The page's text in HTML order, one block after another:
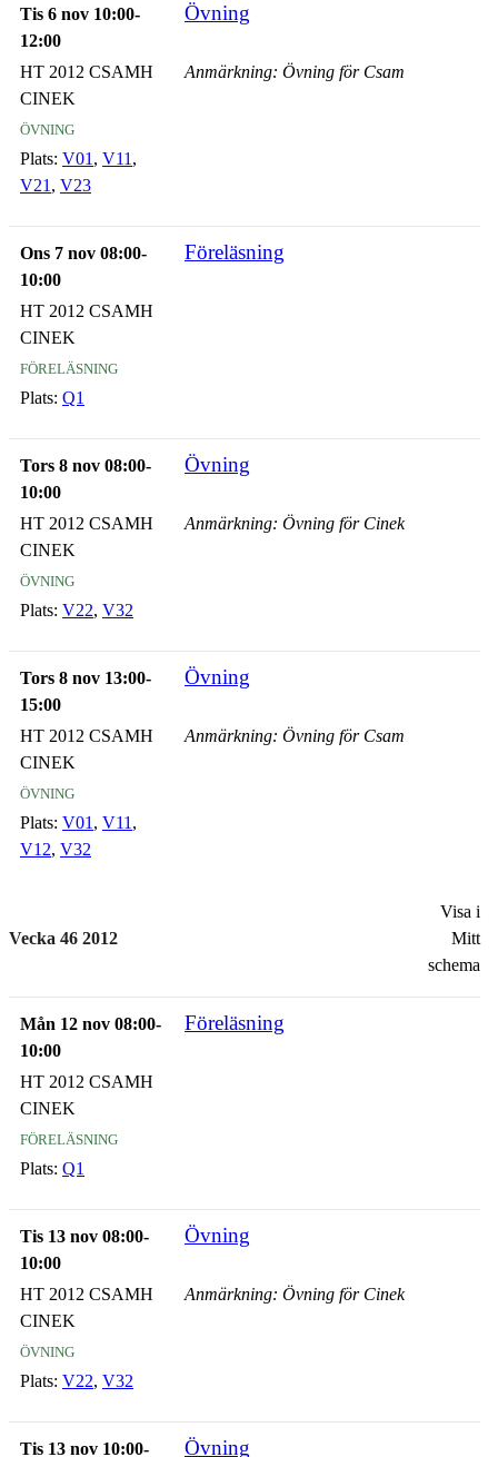
Tis 6 nov 10:00-
12:00
Övning
HT 2012 CSAMH
CINEK
övning
Plats: V01 , V11 ,
V21 , V23
Anmärkning: Övning för Csam
Ons 7 nov 08:00-
10:00
Föreläsning
HT 2012 CSAMH
CINEK
föreläsning
Plats: Q1
Tors 8 nov 08:00-
10:00
Övning
HT 2012 CSAMH
CINEK
övning
Plats: V22, V32
Anmärkning: Övning för Cinek
Tors 8 nov 13:00-
15:00
Övning
HT 2012 CSAMH
CINEK
övning
Plats: V01 , V11 ,
V12, V32
Anmärkning: Övning för Csam
Vecka 46 2012
Visa i
Mitt
schema
Mån 12 nov 08:00-
10:00
Föreläsning
HT 2012 CSAMH
CINEK
föreläsning
Plats: Q1
Tis 13 nov 08:00-
10:00
Övning
HT 2012 CSAMH
CINEK
övning
Plats: V22, V32
Anmärkning: Övning för Cinek
Tis 13 nov 10:00- Övning